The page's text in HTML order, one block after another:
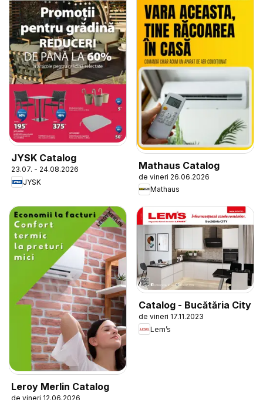
JYSK Catalog
23.07. - 24.08.2026
JYSK
Mathaus Catalog
de vineri 26.06.2026
Mathaus
Leroy Merlin Catalog
de vineri 12.06.2026
Catalog - Bucătăria City
de vineri 17.11.2023
Lem’s